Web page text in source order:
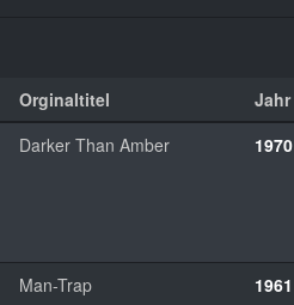
Orginaltitel Jahr
Darker Than Amber 1970
Man-Trap 1961